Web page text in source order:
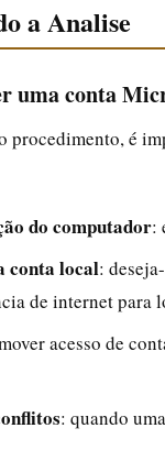
a Analise
uma conta
procedimento, é
do computador:
conta local:
de internet para
acesso de
: quando